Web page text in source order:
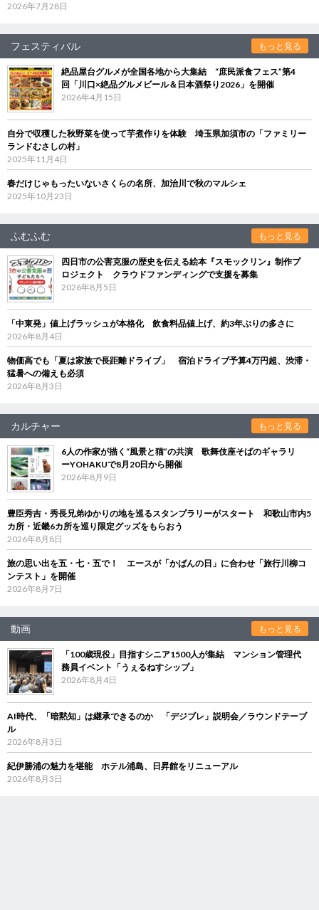
2026年7月28日
フェスティバル もっと見る
絶品屋台グルメが全国各地から大集結 “庶民派食フェス”第4
回「川口×絶品グルメビール＆日本酒祭り2026」を開催
2026年4月15日
自分で収穫した秋野菜を使って芋煮作りを体験 埼玉県加須市の「ファミリー
ランドむさしの村」
2025年11月4日
春だけじゃもったいないさくらの名所、加治川で秋のマルシェ
2025年10月23日
ふむふむ もっと見る
四日市の公害克服の歴史を伝える絵本『スモックリン』制作プ
ロジェクト クラウドファンディングで支援を募集
2026年8月5日
「中東発」値上げラッシュが本格化 飲食料品値上げ、約3年ぶりの多さに
2026年8月4日
物価高でも「夏は家族で長距離ドライブ」 宿泊ドライブ予算4万円超、渋滞・
猛暑への備えも必須
2026年8月3日
カルチャー もっと見る
6人の作家が描く“風景と猫”の共演 歌舞伎座そばのギャラリ
ーYOHAKUで8月20日から開催
2026年8月9日
豊臣秀吉・秀長兄弟ゆかりの地を巡るスタンプラリーがスタート 和歌山市内5
カ所・近畿6カ所を巡り限定グッズをもらおう
2026年8月8日
旅の思い出を五・七・五で！ エースが「かばんの日」に合わせ「旅行川柳コ
ンテスト」を開催
2026年8月7日
動画 もっと見る
「100歳現役」目指すシニア1500人が集結 マンション管理代
務員イベント「うぇるねすシップ」
2026年8月4日
AI時代、「暗黙知」は継承できるのか 「デジブレ」説明会／ラウンドテーブ
ル
2026年8月3日
紀伊勝浦の魅力を堪能 ホテル浦島、日昇館をリニューアル
2026年8月3日